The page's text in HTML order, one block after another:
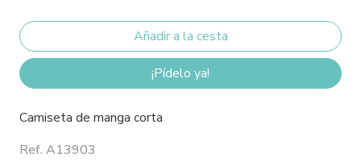
¡Pídelo ya!
Camiseta de manga corta
Ref. A13903